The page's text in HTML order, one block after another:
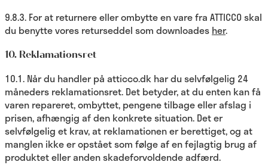
9.8.3. For at returnere eller ombytte en vare fra ATTICCO skal
du benytte vores returseddel som downloades her.
10. Reklamationsret
10.1. Når du handler på atticco.dk har du selvfølgelig 24
måneders reklamationsret. Det betyder, at du enten kan få
varen repareret, ombyttet, pengene tilbage eller afslag i
prisen, afhængig af den konkrete situation. Det er
selvfølgelig et krav, at reklamationen er berettiget, og at
manglen ikke er opstået som følge af en fejlagtig brug af
produktet eller anden skadeforvoldende adfærd.